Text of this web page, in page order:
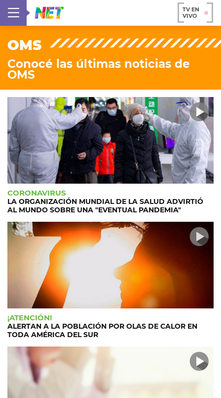
TV EN
VIVO
OMS
Conocé las últimas noticias de
OMS
CORONAVIRUS
LA ORGANIZACIÓN MUNDIAL DE LA SALUD ADVIRTIÓ
AL MUNDO SOBRE UNA "EVENTUAL PANDEMIA"
¡ATENCIÓN!
ALERTAN A LA POBLACIÓN POR OLAS DE CALOR EN
TODA AMÉRICA DEL SUR